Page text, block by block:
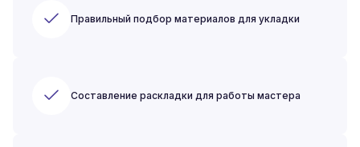
Правильный подбор материалов для укладки
Составление раскладки для работы мастера